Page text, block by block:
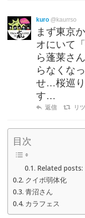
kuro @kaurrso
まず東京
オにいて
ら蓬莱さ
らなくな
せ…桜巡り
す…
返信 リ
目次
Related posts:
クイボ弱体化
青沼さん
カラフェス